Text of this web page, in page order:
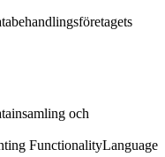
och
FunctionalityLanguage